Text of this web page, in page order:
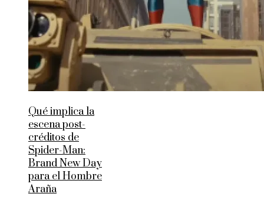
Qué implica la
escena post-
créditos de
Spider-Man:
Brand New Day
para el Hombre
Araña